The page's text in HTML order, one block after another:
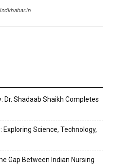
Dr. Shadaab Shaikh Completes
Exploring Science, Technology,
Gap Between Indian Nursing